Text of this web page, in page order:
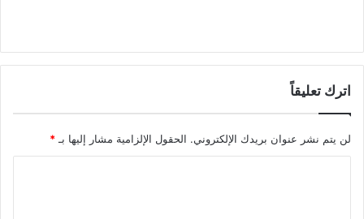
اترك تعليقاً
لن يتم نشر عنوان بريدك الإلكتروني. الحقول الإلزامية مشار إليها بـ *